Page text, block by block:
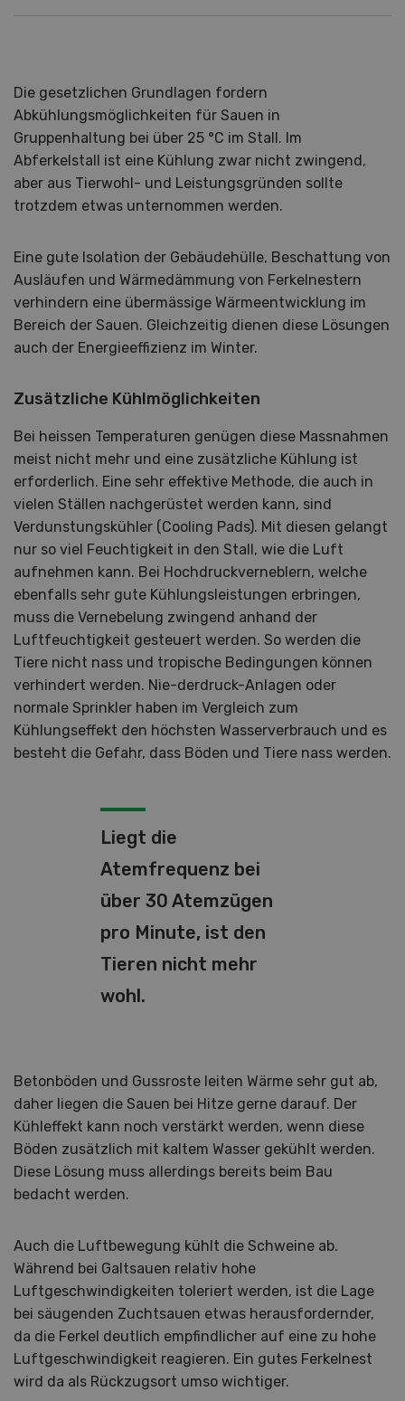
Die gesetzlichen Grundlagen fordern
Abkühlungsmöglichkeiten für Sauen in
Gruppenhaltung bei über 25 °C im Stall. Im
Abferkelstall ist eine Kühlung zwar nicht zwingend,
aber aus Tierwohl- und Leistungsgründen sollte
trotzdem etwas unternommen werden.
Eine gute Isolation der Gebäudehülle, Beschattung von
Ausläufen und Wärmedämmung von Ferkelnestern
verhindern eine übermässige Wärmeentwicklung im
Bereich der Sauen. Gleichzeitig dienen diese Lösungen
auch der Energieeffizienz im Winter.
Zusätzliche Kühlmöglichkeiten
Bei heissen Temperaturen genügen diese Massnahmen
meist nicht mehr und eine zusätzliche Kühlung ist
erforderlich. Eine sehr effektive Methode, die auch in
vielen Ställen nachgerüstet werden kann, sind
Verdunstungskühler (Cooling Pads). Mit diesen gelangt
nur so viel Feuchtigkeit in den Stall, wie die Luft
aufnehmen kann. Bei Hochdruckverneblern, welche
ebenfalls sehr gute Kühlungsleistungen erbringen,
muss die Vernebelung zwingend anhand der
Luftfeuchtigkeit gesteuert werden. So werden die
Tiere nicht nass und tropische Bedingungen können
verhindert werden. Nie-derdruck-Anlagen oder
normale Sprinkler haben im Vergleich zum
Kühlungseffekt den höchsten Wasserverbrauch und es
besteht die Gefahr, dass Böden und Tiere nass werden.
Liegt die
Atemfrequenz bei
über 30 Atemzügen
pro Minute, ist den
Tieren nicht mehr
wohl.
Betonböden und Gussroste leiten Wärme sehr gut ab,
daher liegen die Sauen bei Hitze gerne darauf. Der
Kühleffekt kann noch verstärkt werden, wenn diese
Böden zusätzlich mit kaltem Wasser gekühlt werden.
Diese Lösung muss allerdings bereits beim Bau
bedacht werden.
Auch die Luftbewegung kühlt die Schweine ab.
Während bei Galtsauen relativ hohe
Luftgeschwindigkeiten toleriert werden, ist die Lage
bei säugenden Zuchtsauen etwas herausfordernder,
da die Ferkel deutlich empfindlicher auf eine zu hohe
Luftgeschwindigkeit reagieren. Ein gutes Ferkelnest
wird da als Rückzugsort umso wichtiger.